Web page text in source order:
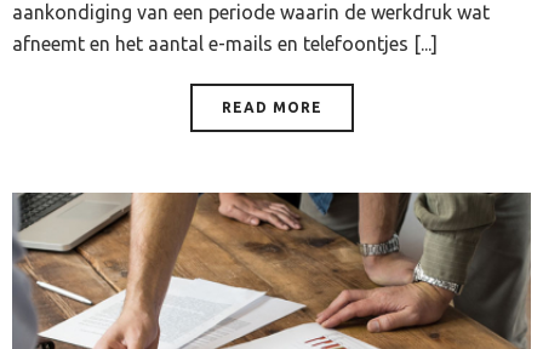
aankondiging van een periode waarin de werkdruk wat
afneemt en het aantal e-mails en telefoontjes [...]
READ MORE